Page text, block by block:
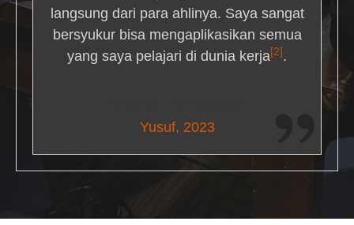
langsung dari para ahlinya. Saya sangat
bersyukur bisa mengaplikasikan semua
yang saya pelajari di dunia kerja[2] .
Yusuf, 2023